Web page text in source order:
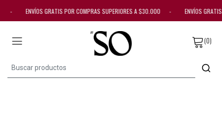
- ENVÍOS GRATIS POR COMPRAS SUPERIORES A $30.000 - ENVÍOS
(0)